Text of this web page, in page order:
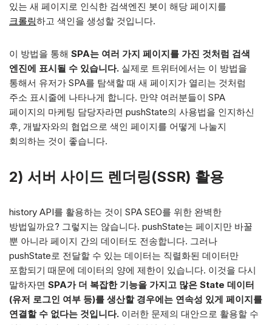
있는 새 페이지로 인식한 검색엔진 봇이 해당 페이지를
크롤링하고 색인을 생성할 것입니다.
이 방법을 통해 SPA는 여러 가지 페이지를 가진 것처럼 검색
엔진에 표시될 수 있습니다. 실제로 트위터에서는 이 방법을
통해서 유저가 SPA를 탐색할 때 새 페이지가 열리는 것처럼
주소 표시줄에 나타나게 합니다. 만약 여러분들이 SPA
페이지의 마케팅 담당자라면 pushState의 사용법을 인지하신
후, 개발자와의 협업으로 색인 페이지를 어떻게 나눌지
회의하는 것이 좋습니다.
2) 서버 사이드 렌더링(SSR) 활용
history API를 활용하는 것이 SPA SEO를 위한 완벽한
방법일까요? 그렇지는 않습니다. pushState는 페이지만 바꿀
뿐 아니라 페이지 간의 데이터도 전송합니다. 그러나
pushState로 전달할 수 있는 데이터는 직렬화된 데이터만
포함되기 때문에 데이터의 양에 제한이 있습니다. 이것을 다시
말하자면 SPA가 더 복잡한 기능을 가지고 많은 State 데이터
(유저 로그인 여부 등)를 생산할 경우에는 연속성 있게 페이지를
연결할 수 없다는 것입니다. 이러한 문제의 대안으로 활용할 수